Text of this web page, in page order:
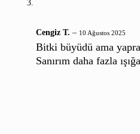
Cengiz T. – 10 Ağustos 2025
Bitki büyüdü ama
Sanırım daha fazla